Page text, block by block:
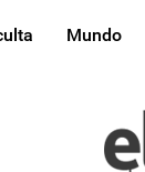
Mundo